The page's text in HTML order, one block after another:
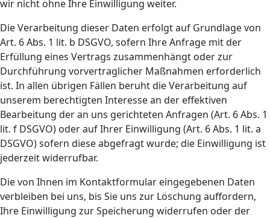
wir nicht ohne Ihre Einwilligung weiter.
Die Verarbeitung dieser Daten erfolgt auf Grundlage von
Art. 6 Abs. 1 lit. b DSGVO, sofern Ihre Anfrage mit der
Erfüllung eines Vertrags zusammenhängt oder zur
Durchführung vorvertraglicher Maßnahmen erforderlich
ist. In allen übrigen Fällen beruht die Verarbeitung auf
unserem berechtigten Interesse an der effektiven
Bearbeitung der an uns gerichteten Anfragen (Art. 6 Abs. 1
lit. f DSGVO) oder auf Ihrer Einwilligung (Art. 6 Abs. 1 lit. a
DSGVO) sofern diese abgefragt wurde; die Einwilligung ist
jederzeit widerrufbar.
Die von Ihnen im Kontaktformular eingegebenen Daten
verbleiben bei uns, bis Sie uns zur Löschung auffordern,
Ihre Einwilligung zur Speicherung widerrufen oder der